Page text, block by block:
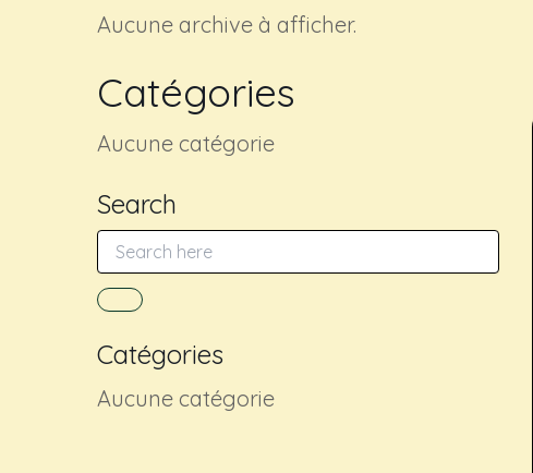
Aucune archive à afficher.
Catégories
Aucune catégorie
Search
Catégories
Aucune catégorie